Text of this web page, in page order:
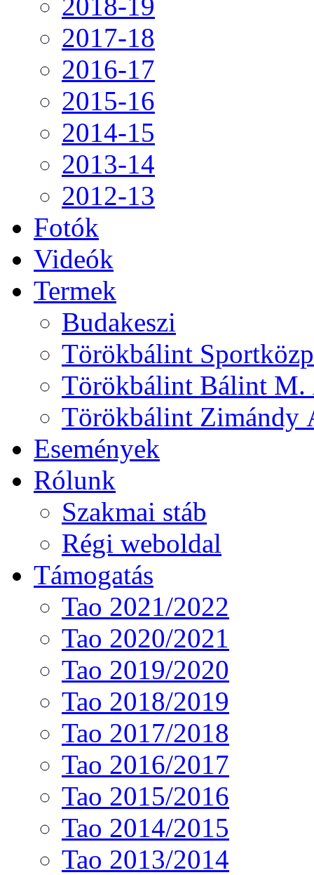
2017-18
2016-17
2015-16
2014-15
2013-14
2012-13
Fotók
Videók
Termek
Budakeszi
Törökbálint
Törökbálint Bálint
Törökbálint Zimándy
Események
Rólunk
Szakmai stáb
Régi weboldal
Támogatás
Tao 2021/2022
Tao 2020/2021
Tao 2019/2020
Tao 2018/2019
Tao 2017/2018
Tao 2016/2017
Tao 2015/2016
Tao 2014/2015
Tao 2013/2014